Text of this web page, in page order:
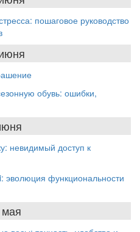
пошаговое руководство
обувь: ошибки,
невидимый доступ к
эволюция функциональности